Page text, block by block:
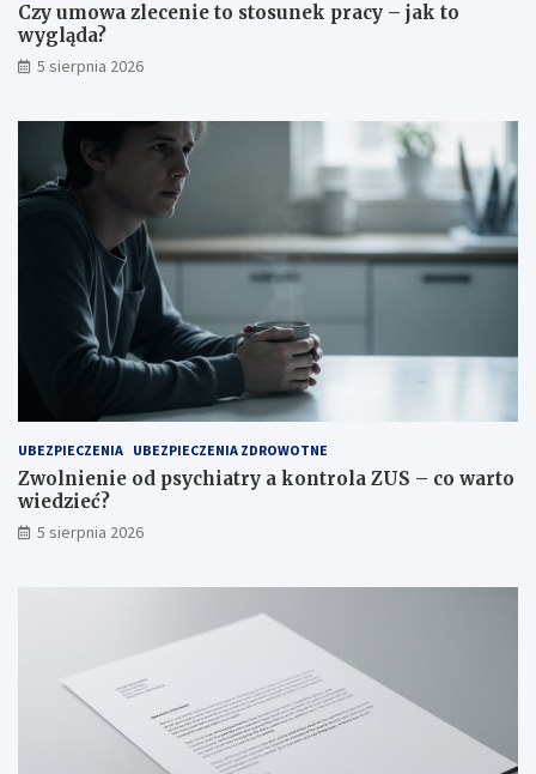
Czy umowa zlecenie to stosunek pracy – jak to
wygląda?
5 sierpnia 2026
UBEZPIECZENIA UBEZPIECZENIA ZDROWOTNE
Zwolnienie od psychiatry a kontrola ZUS – co warto
wiedzieć?
5 sierpnia 2026